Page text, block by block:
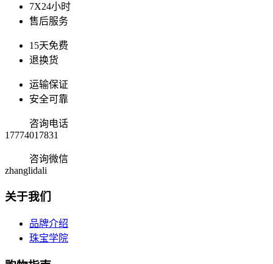
7X24小时
售后服务
15天免费
退换货
运输保证
安全可靠
咨询电话
17774017831
咨询微信
zhanglidali
关于我们
品牌介绍
珠宝学院